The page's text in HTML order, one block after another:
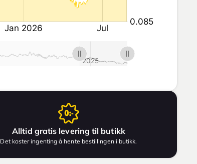
Alltid gratis levering til butikk
Det koster ingenting å hente bestillingen i butikk.